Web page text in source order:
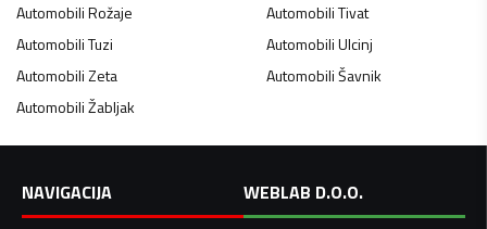
AutomobiliRožaje AutomobiliTivat
AutomobiliTuzi AutomobiliUlcinj
AutomobiliZeta AutomobiliŠavnik
AutomobiliŽabljak
NAVIGACIJA
WEBLAB D.O.O.